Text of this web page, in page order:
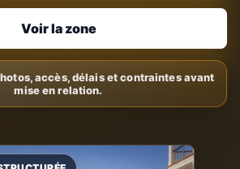
Voir la zone